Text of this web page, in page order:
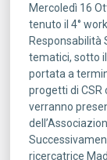
Mercoledì 16
tenuto il 4°
Responsabilità
tematici, sotto
portata a
progetti di CSR
verranno
ricercatrice